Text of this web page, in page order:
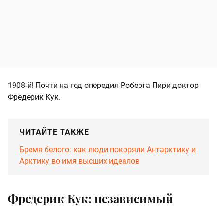
1908-й! Почти на год опередил Роберта Пири доктор
Фредерик Кук.
ЧИТАЙТЕ ТАКЖЕ
Бремя белого: как люди покоряли Антарктику и
Арктику во имя высших идеалов
Фредерик Кук: независимый